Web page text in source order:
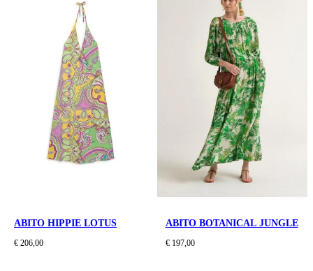
ABITO HIPPIE LOTUS
€ 206,00
ABITO BOTANICAL JUNGLE
€ 197,00